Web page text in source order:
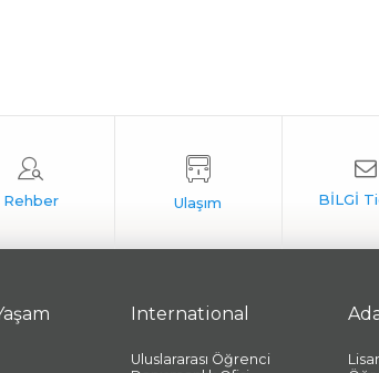
International
Uluslararası Öğrenci